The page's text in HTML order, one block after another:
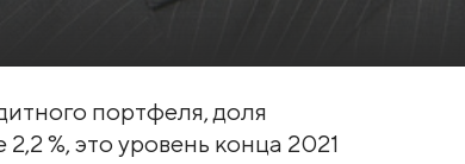
портфеля, доля
%, это уровень конца 2021